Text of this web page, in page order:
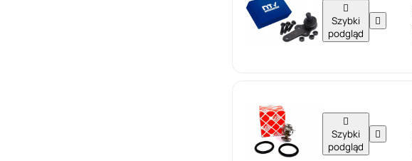

Szybki
podgląd


Szybki
podgląd
